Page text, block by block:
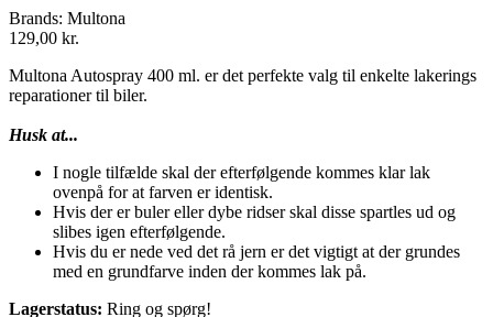
Brands: Multona
129,00 kr.
Multona Autospray 400 ml. er det perfekte valg til enkelte lakerings
reparationer til biler.
Husk at...
I nogle tilfælde skal der efterfølgende kommes klar lak
ovenpå for at farven er identisk.
Hvis der er buler eller dybe ridser skal disse spartles ud og
slibes igen efterfølgende.
Hvis du er nede ved det rå jern er det vigtigt at der grundes
med en grundfarve inden der kommes lak på.
Lagerstatus: Ring og spørg!